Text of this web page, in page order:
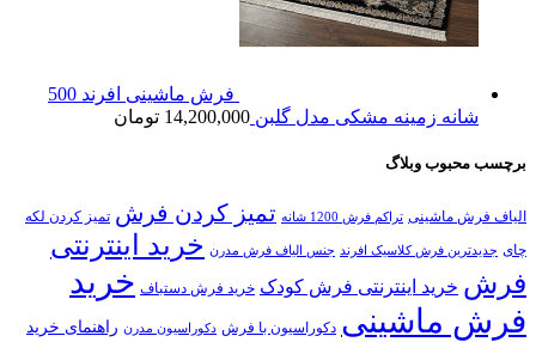
فرش ماشینی افرند 500
شانه زمینه مشکی مدل گلبن 14,200,000 تومان
برچسب محبوب وبلاگ
الیاف فرش ماشینی تراکم فرش 1200 شانه تمیز کردن فرش تمیز کردن لکه
چای جدیدترین فرش کلاسیک افرند جنس الیاف فرش مدرن خرید اینترنتی
فرش خرید اینترنتی فرش کودک خرید فرش دستباف خرید
فرش ماشینی دکوراسیون با فرش دکوراسیون مدرن راهنمای خرید